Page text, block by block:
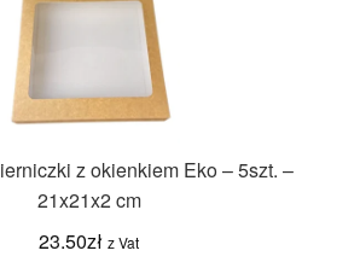
z okienkiem Eko – 5szt. –
21x21x2 cm
23.50zł z Vat